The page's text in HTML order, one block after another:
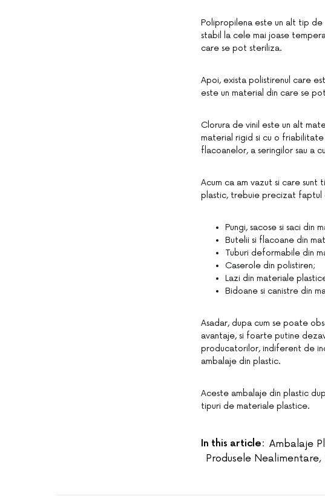
Polipropilena este un alt tip
stabil la cele mai joase
care se pot steriliza.
Apoi, exista polistirenul care
este un material din care se
Clorura de vinil este un alt
material rigid si cu o
flacoanelor, a seringilor sau a
Acum ca am vazut si care
plastic, trebuie precizat faptul
Pungi, sacose si saci din
Butelii si flacoane din
Tuburi deformabile din
Caserole din polistiren;
Lazi din materiale
Bidoane si canistre din
Asadar, dupa cum se poate
avantaje, si foarte putine
producatorilor, indiferent de
ambalaje din plastic.
Aceste ambalaje din plastic
tipuri de materiale plastice.
In this article: Ambalaje
Produsele Nealimentare,